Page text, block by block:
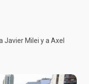
Javier Milei y a Axel